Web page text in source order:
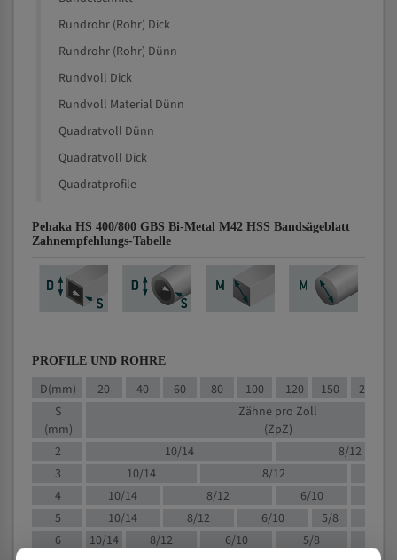
Rundrohr (Rohr) Dick
Rundrohr (Rohr) Dünn
Rundvoll Dick
Rundvoll Material Dünn
Quadratvoll Dünn
Quadratvoll Dick
Quadratprofile
Pehaka HS 400/800 GBS Bi-Metal M42 HSS Bandsägeblatt
Zahnempfehlungs-Tabelle
PROFILE UND ROHRE
D(mm) 20 40 60 80 100 120 150 200
S
(mm)
Zähne pro Zoll
(ZpZ)
2
10/14
8/12
3
10/14 8/12
4
10/14 8/12 6/10
5
10/14 8/12 6/10
5/8
6
10/14 8/12 6/10
5/8